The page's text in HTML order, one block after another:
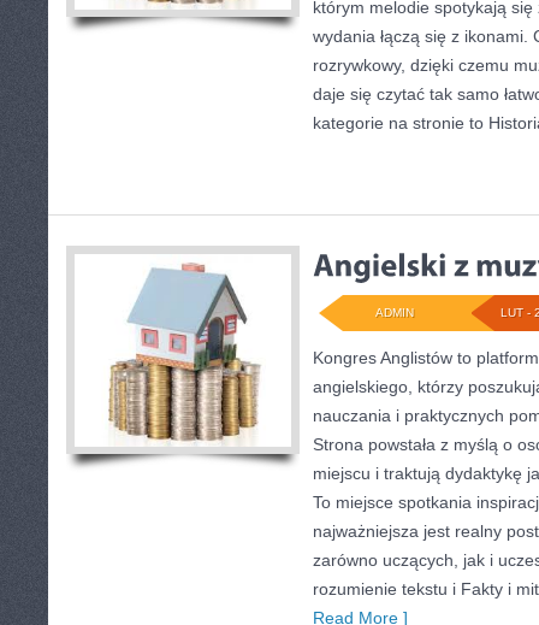
którym melodie spotykają
wydania łączą się z ikonami.
rozrywkowy, dzięki czemu
daje się czytać tak samo
kategorie na stronie to
LUT -
ADMIN
Kongres Anglistów to
angielskiego, którzy
nauczania i praktycznych
Strona powstała z myślą o
miejscu i traktują dydaktykę
To miejsce spotkania
najważniejsza jest realny
zarówno uczących, jak i
rozumienie tekstu i Fakty i
Read More ]